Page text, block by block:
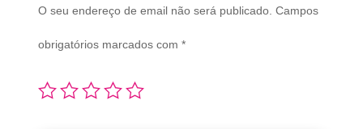
O seu endereço de email não será publicado. Campos
obrigatórios marcados com *